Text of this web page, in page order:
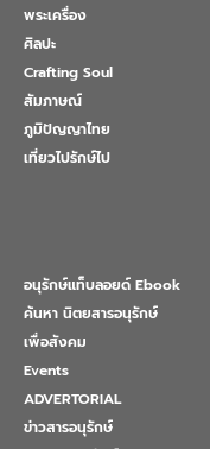
พระเครื่อง
ศิลปะ
Crafting Soul
สัมภาษณ์
ภูมิปัญญาไทย
เที่ยวไปรักษ์ไป
อนุรักษ์แท็บลอยด์ Ebook
ค้นหา นิตยสารอนุรักษ์
เพื่อสังคม
Events
ADVERTORIAL
ข่าวสารอนุรักษ์